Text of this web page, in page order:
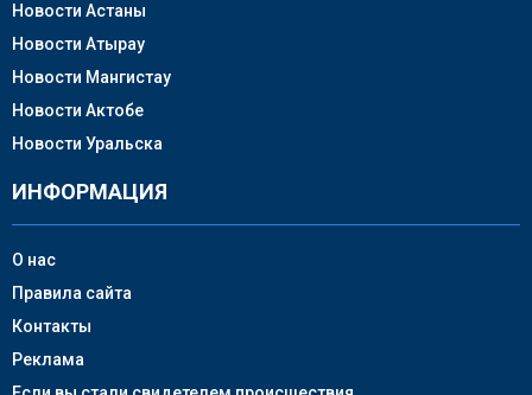
Новости Астаны
Новости Атырау
Новости Мангистау
Новости Актобе
Новости Уральска
ИНФОРМАЦИЯ
О нас
Правила сайта
Контакты
Реклама